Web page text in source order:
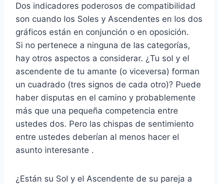
Dos indicadores poderosos de compatibilidad
son cuando los Soles y Ascendentes en los dos
gráficos están en conjunción o en oposición.
Si no pertenece a ninguna de las categorías,
hay otros aspectos a considerar. ¿Tu sol y el
ascendente de tu amante (o viceversa) forman
un cuadrado (tres signos de cada otro)? Puede
haber disputas en el camino y probablemente
más que una pequeña competencia entre
ustedes dos. Pero las chispas de sentimiento
entre ustedes deberían al menos hacer el
asunto interesante .
¿Están su Sol y el Ascendente de su pareja a